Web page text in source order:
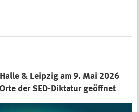
& Leipzig am 9. Mai 2026
der SED-Diktatur geöffnet